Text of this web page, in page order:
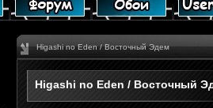
Higashi no Eden / Восточный Эдем
Higashi no Eden / Восточный